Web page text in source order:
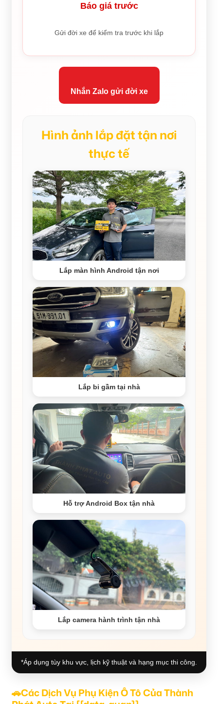
Báo giá trước
Gửi đời xe để kiểm tra trước khi lắp
Nhắn Zalo gửi đời xe
Hình ảnh lắp đặt tận nơi
thực tế
Lắp màn hình Android tận nơi
Lắp bi gầm tại nhà
Hỗ trợ Android Box tận nhà
Lắp camera hành trình tận nhà
*Áp dụng tùy khu vực, lịch kỹ thuật và hạng mục thi công.
🚗Các Dịch Vụ Phụ Kiện Ô Tô Của Thành